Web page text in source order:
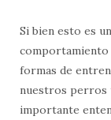
Si bien esto es
comportamiento
formas de
nuestros perros
importante